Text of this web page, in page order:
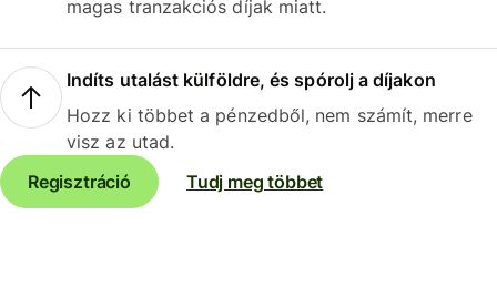
magas tranzakciós díjak miatt.
Indíts utalást külföldre, és spórolj a díjakon
Hozz ki többet a pénzedből, nem számít, merre
visz az utad.
Regisztráció
Tudj meg többet